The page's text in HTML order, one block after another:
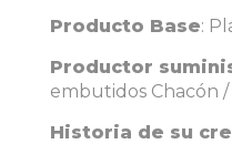
Producto Base:
Productor
embutidos Chacón
Historia de su